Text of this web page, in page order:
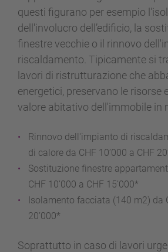
questi figurano per esempio
dell'involucro dell’edificio, la
finestre vecchie o il rinnovo
riscaldamento. Tipicamente si
lavori di ristrutturazione che
energetici, preservano le risorse
valore abitativo dell'immobile in
Rinnovo dell'impianto di
di calore da CHF 10’000 a CHF
Sostituzione finestre
CHF 10’000 a CHF 15’000*
Isolamento facciata (140 m2) da
20’000*
Soprattutto in caso di lavori